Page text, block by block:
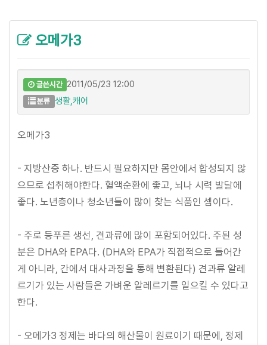
오메가3
글쓴시간 2011/05/23 12:00
분류 생활,캐어
오메가3
- 지방산중 하나. 반드시 필요하지만 몸안에서 합성되지 않
으므로 섭취해야한다. 혈액순환에 좋고, 뇌나 시력 발달에
좋다. 노년층이나 청소년들이 많이 찾는 식품인 셈이다.
- 주로 등푸른 생선, 견과류에 많이 포함되어있다. 주된 성
분은 DHA와 EPA다. (DHA와 EPA가 직접적으로 들어간
게 아니라, 간에서 대사과정을 통해 변환된다) 견과류 알레
르기가 있는 사람들은 가벼운 알레르기를 일으킬 수 있다고
한다.
- 오메가3 정제는 바다의 해산물이 원료이기 때문에, 정제